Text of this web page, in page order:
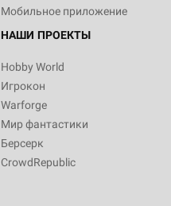
Мобильное приложение
НАШИ ПРОЕКТЫ
Hobby World
Игрокон
Warforge
Мир фантастики
Берсерк
CrowdRepublic